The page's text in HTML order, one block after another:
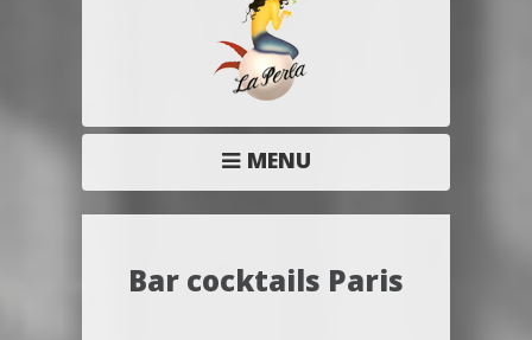
MENU
Bar cocktails Paris